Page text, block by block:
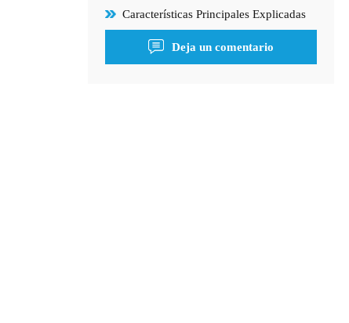
Características Principales Explicadas
Deja un comentario